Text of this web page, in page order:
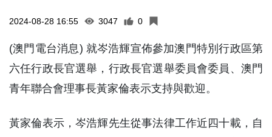
2024-08-28 16:55 3047 0
(澳門電台消息) 就岑浩輝宣佈參加澳門特別行政區第
六任行政長官選舉，行政長官選舉委員會委員、澳門
青年聯合會理事長黃家倫表示支持與歡迎。
黃家倫表示，岑浩輝先生從事法律工作近四十載，自